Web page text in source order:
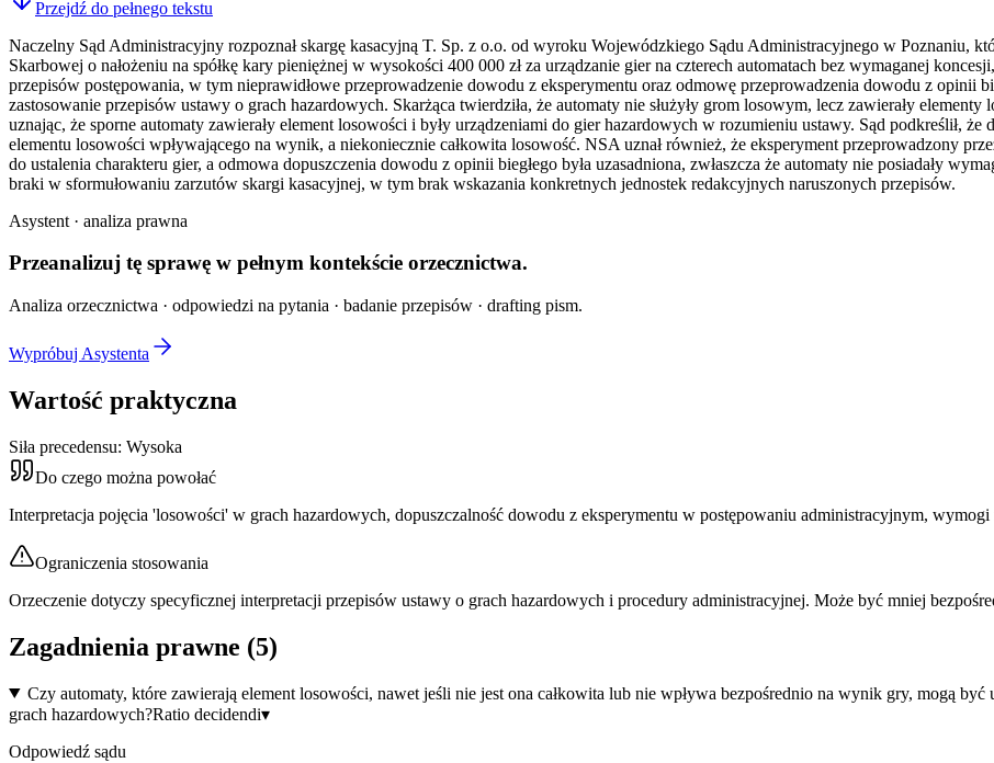
Przejdź do pełnego tekstu
Naczelny Sąd Administracyjny rozpoznał skargę kasacyjną T. Sp. z o.o. od wyroku Wojewódzkiego Sądu Administracyjnego w Poznaniu,
Skarbowej o nałożeniu na spółkę kary pieniężnej w wysokości 400 000 zł za urządzanie gier na czterech automatach bez wymaganej
przepisów postępowania, w tym nieprawidłowe przeprowadzenie dowodu z eksperymentu oraz odmowę przeprowadzenia dowodu z opinii
zastosowanie przepisów ustawy o grach hazardowych. Skarżąca twierdziła, że automaty nie służyły grom losowym, lecz zawierały
uznając, że sporne automaty zawierały element losowości i były urządzeniami do gier hazardowych w rozumieniu ustawy. Sąd podkreślił,
elementu losowości wpływającego na wynik, a niekoniecznie całkowita losowość. NSA uznał również, że eksperyment przeprowadzony
do ustalenia charakteru gier, a odmowa dopuszczenia dowodu z opinii biegłego była uzasadniona, zwłaszcza że automaty nie posiadały
braki w sformułowaniu zarzutów skargi kasacyjnej, w tym brak wskazania konkretnych jednostek redakcyjnych naruszonych przepisów.
Asystent · analiza prawna
Przeanalizuj tę sprawę w pełnym kontekście orzecznictwa.
Analiza orzecznictwa · odpowiedzi na pytania · badanie przepisów · drafting pism.
Wypróbuj Asystenta
Wartość praktyczna
Siła precedensu: Wysoka
Do czego można powołać
Interpretacja pojęcia 'losowości' w grach hazardowych, dopuszczalność dowodu z eksperymentu w postępowaniu administracyjnym,
Ograniczenia stosowania
Orzeczenie dotyczy specyficznej interpretacji przepisów ustawy o grach hazardowych i procedury administracyjnej. Może być mniej
Zagadnienia prawne (5)
Czy automaty, które zawierają element losowości, nawet jeśli nie jest ona całkowita lub nie wpływa bezpośrednio na wynik gry, mogą
grach hazardowych?Ratio decidendi▾
Odpowiedź sądu